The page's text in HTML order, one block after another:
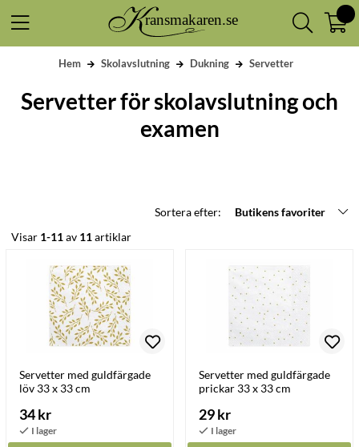
Hem Skolavslutning Dukning Servetter
Servetter för skolavslutning och
examen
Sortera efter:
Butikens favoriter
Visar 1-11av 11artiklar
Servetter med guldfärgade
löv 33 x 33 cm
34 kr
Servetter med guldfärgade
prickar 33 x 33 cm
29 kr